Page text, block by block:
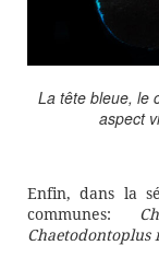
La tête bleue, le
aspect
Enfin, dans la
communes:
Chaetodontoplus